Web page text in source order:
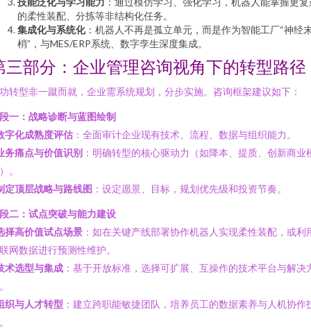
的柔性装配、分拣等非结构化任务。
集成化与系统化：机器人不再是孤立单元，而是作为智能工厂“神经
梢”，与MES/ERP系统、数字孪生深度集成。
三部分：企业管理咨询视角下的转型路径
转型非一蹴而就，企业需系统规划，分步实施。咨询框架建议如下：
一：战略诊断与蓝图绘制
字化成熟度评估 ：全面审计企业现有技术、流程、数据与组织能力。
务痛点与价值识别 ：明确转型的核心驱动力（如降本、提质、创新商业
。
定顶层战略与路线图 ：设定愿景、目标，规划优先级和投资节奏。
二：试点突破与能力建设
择高价值试点场景 ：如在关键产线部署协作机器人实现柔性装配，或利
网数据进行预测性维护。
术选型与集成 ：基于开放标准，选择可扩展、互操作的技术平台与解决
织与人才转型 ：建立跨职能敏捷团队，培养员工的数据素养与人机协作